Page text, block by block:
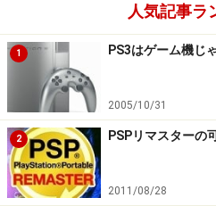
人気記事ラ
1 PS3はゲーム機じ
2005/10/31
2 PSPリマスターの
2011/08/28